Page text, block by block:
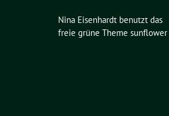
Nina Eisenhardt benutzt das
freie grüne Theme sunflower